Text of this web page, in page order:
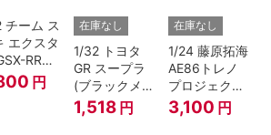
チーム ス
エクスタ
RR
円
在庫なし
1/32 トヨタ
GR スープラ
(ブラックメタ
リック)
1,518 円
在庫なし
1/24 藤原拓海
AE86トレノ
プロジェクト
D仕様『頭文
字D』
3,100 円